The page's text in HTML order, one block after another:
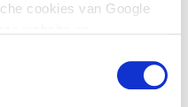
cookies van Google
video’s van YouTube